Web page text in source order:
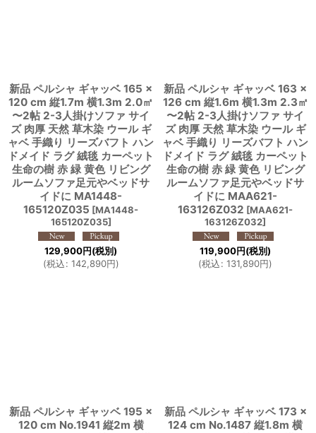
新品 ペルシャ ギャッベ 165 ×
120 cm 縦1.7m 横1.3m 2.0㎡
〜2帖 2-3人掛けソファ サイ
ズ 肉厚 天然 草木染 ウール ギ
ャベ 手織り リーズバフト ハン
ドメイド ラグ 絨毯 カーペット
生命の樹 赤 緑 黄色 リビング
ルームソファ足元やベッドサ
イドに MA1448-
165120Z035 [MA1448-
165120Z035]
129,900円(税別)
(税込: 142,890円)
新品 ペルシャ ギャッベ 163 ×
126 cm 縦1.6m 横1.3m 2.3㎡
〜2帖 2-3人掛けソファ サイ
ズ 肉厚 天然 草木染 ウール ギ
ャベ 手織り リーズバフト ハン
ドメイド ラグ 絨毯 カーペット
生命の樹 赤 緑 黄色 リビング
ルームソファ足元やベッドサ
イドに MAA621-
163126Z032 [MAA621-
163126Z032]
119,900円(税別)
(税込: 131,890円)
新品 ペルシャ ギャッベ 195 ×
120 cm No.1941 縦2m 横
新品 ペルシャ ギャッベ 173 ×
124 cm No.1487 縦1.8m 横